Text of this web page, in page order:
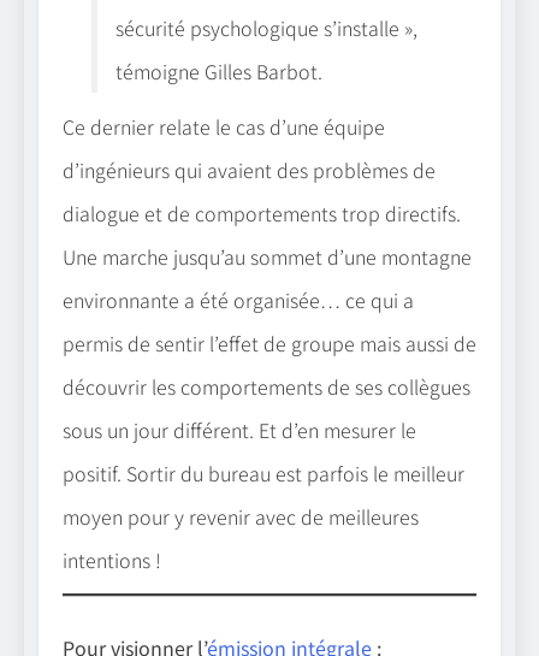
sécurité psychologique s’installe »,
témoigne Gilles Barbot.
Ce dernier relate le cas d’une équipe
d’ingénieurs qui avaient des problèmes de
dialogue et de comportements trop directifs.
Une marche jusqu’au sommet d’une montagne
environnante a été organisée… ce qui a
permis de sentir l’effet de groupe mais aussi de
découvrir les comportements de ses collègues
sous un jour différent. Et d’en mesurer le
positif. Sortir du bureau est parfois le meilleur
moyen pour y revenir avec de meilleures
intentions !
Pour visionner l’émission intégrale :